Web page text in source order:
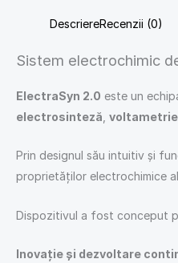
DescriereRecenzii (0)
Sistem electrochimic
ElectraSyn 2.0 este un
electrosinteză voltametrie
Prin designul său intuitiv și
proprietăților electrochimice
Dispozitivul a fost conceput
Inovație și dezvoltare